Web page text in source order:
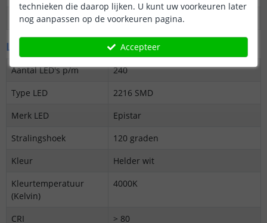
Datasheet
Download
LED's en licht
Aantal LED's p/m
240
Type LED
2216 SMD
Merk LED
Epistar
Stralingshoek
120 graden
Kleur
Helder wit
Kleurtemperatuur
(Kelvin)
4000K
CRI
> 80
technieken die daarop lijken. U kunt uw voorkeuren later
nog aanpassen op de voorkeuren pagina.
Accepteer